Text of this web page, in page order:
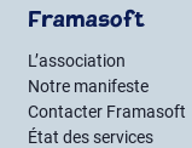
Framasoft
L’association
Notre manifeste
Contacter Framasoft
État des services